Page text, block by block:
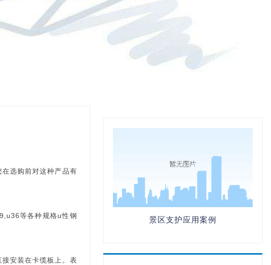
选购前对这种产品有
等各种规格u性钢
安装在卡缆板上。表
景区支护应用案例